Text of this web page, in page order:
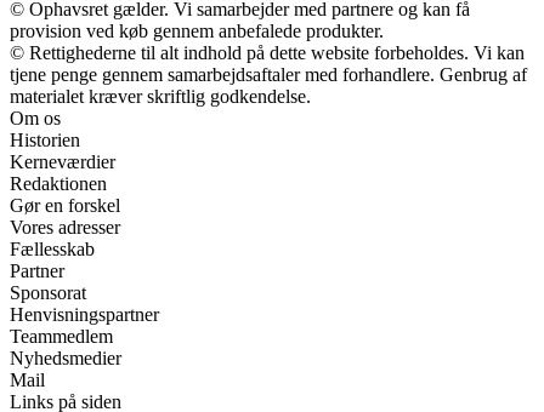
© Ophavsret gælder. Vi samarbejder med partnere og kan få
provision ved køb gennem anbefalede produkter.
© Rettighederne til alt indhold på dette website forbeholdes. Vi kan
tjene penge gennem samarbejdsaftaler med forhandlere. Genbrug af
materialet kræver skriftlig godkendelse.
Om os
Historien
Kerneværdier
Redaktionen
Gør en forskel
Vores adresser
Fællesskab
Partner
Sponsorat
Henvisningspartner
Teammedlem
Nyhedsmedier
Mail
Links på siden